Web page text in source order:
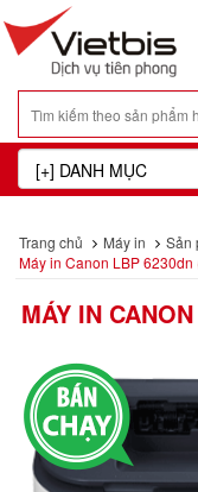
Trang chủ Máy in
Sản
Máy in Canon LBP 6230dn
MÁY IN